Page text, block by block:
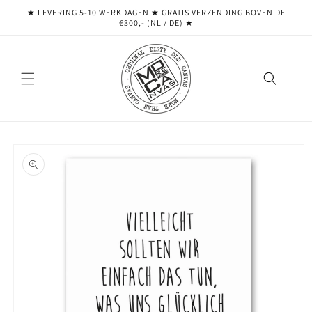
naar de
★ LEVERING 5-10 WERKDAGEN ★ GRATIS VERZENDING BOVEN DE
€300,- (NL / DE) ★